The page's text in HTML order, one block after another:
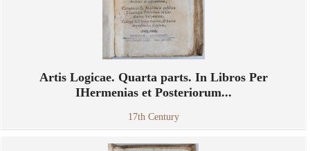
Artis Logicae. Quarta parts. In Libros Per
IHermenias et Posteriorum...
17th Century